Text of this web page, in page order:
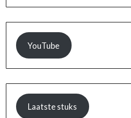
YouTube
Laatste stuks